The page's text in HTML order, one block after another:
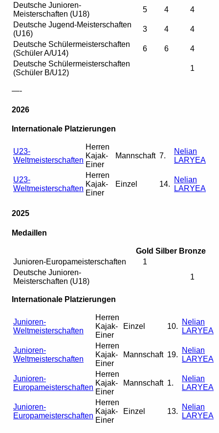
Deutsche Junioren-
Meisterschaften (U18)
5 4
4
Deutsche Jugend-Meisterschaften
(U16)
3 4
4
Deutsche Schülermeisterschaften
(Schüler A/U14)
6 6
4
Deutsche Schülermeisterschaften
(Schüler B/U12)
1
—-
2026
Internationale Platzierungen
U23-
Weltmeisterschaften
Herren
Kajak-
Einer
Mannschaft 7.
Nelian
LARYEA
U23-
Weltmeisterschaften
Herren
Kajak-
Einer
Einzel 14.
Nelian
LARYEA
2025
Medaillen
Gold Silber Bronze
Junioren-Europameisterschaften
1
Deutsche Junioren-
Meisterschaften (U18)
1
Internationale Platzierungen
Junioren-
Weltmeisterschaften
Herren
Kajak-
Einer
Einzel 10.
Nelian
LARYEA
Junioren-
Weltmeisterschaften
Herren
Kajak-
Einer
Mannschaft 19.
Nelian
LARYEA
Junioren-
Europameisterschaften
Herren
Kajak-
Einer
Mannschaft 1.
Nelian
LARYEA
Junioren-
Europameisterschaften
Herren
Kajak-
Einer
Einzel 13.
Nelian
LARYEA